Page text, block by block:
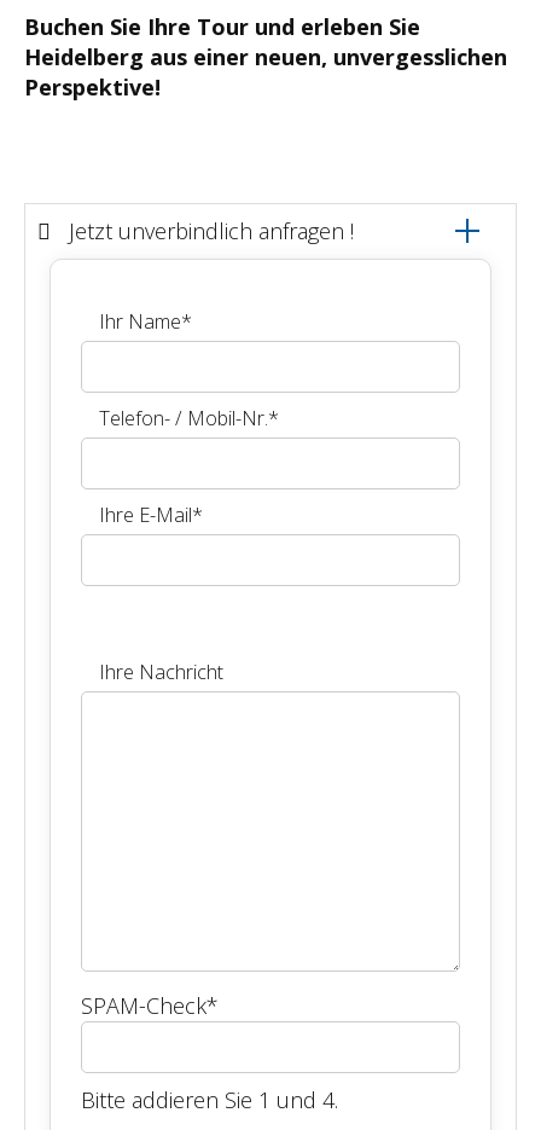
Buchen Sie Ihre Tour und erleben Sie
Heidelberg aus einer neuen, unvergesslichen
Perspektive!
Jetzt unverbindlich anfragen !
Ihr Name*
Telefon- / Mobil-Nr.*
Ihre E-Mail*
Ihre Nachricht
SPAM-Check*
Bitte addieren Sie 1 und 4.